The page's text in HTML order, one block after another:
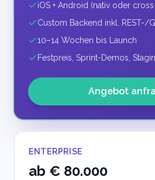
iOS + Android (nativ oder
Custom Backend inkl. REST-/
10–14 Wochen bis Launch
Festpreis, Sprint-Demos,
Angebot
ENTERPRISE
ab € 80.000